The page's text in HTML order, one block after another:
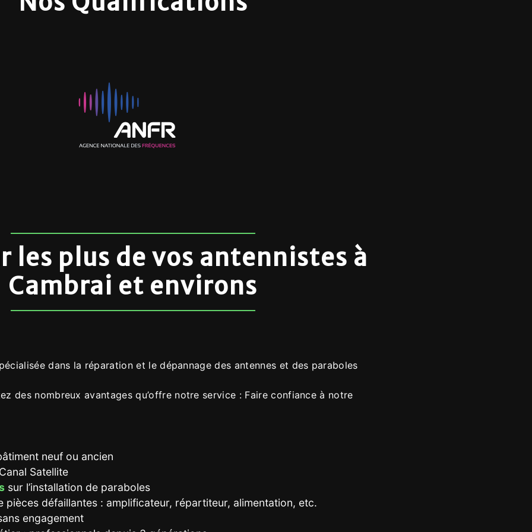
les plus de vos antennistes à
Cambrai et environs
dans la réparation et le dépannage des antennes et des paraboles
des nombreux avantages qu’offre notre service : Faire confiance à notre
neuf ou ancien
Satellite
sur l’installation de paraboles
pièces défaillantes : amplificateur, répartiteur, alimentation, etc.
engagement